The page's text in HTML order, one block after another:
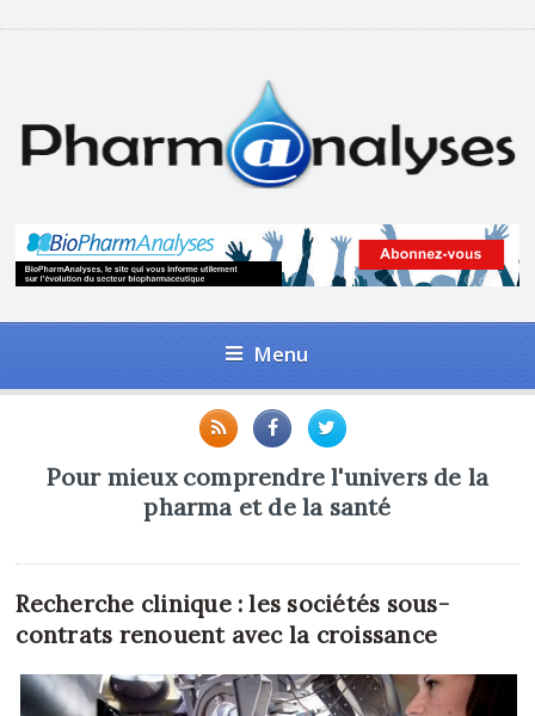
Menu
Pour mieux comprendre l'univers de la
pharma et de la santé
Recherche clinique : les sociétés sous-
contrats renouent avec la croissance